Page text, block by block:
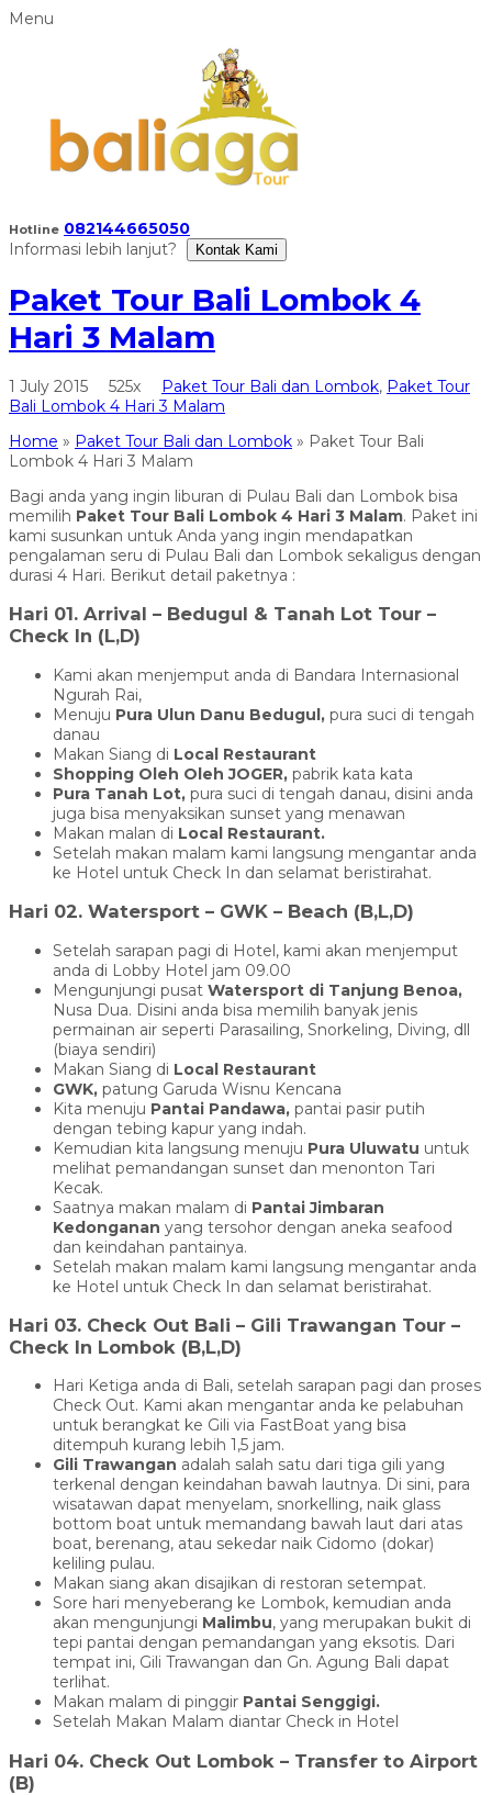
Menu
Hotline 082144665050
Informasi lebih lanjut?
Kontak Kami
Paket Tour Bali Lombok 4
Hari 3 Malam
1 July 2015 525x Paket Tour Bali dan Lombok, Paket Tour
Bali Lombok 4 Hari 3 Malam
Home » Paket Tour Bali dan Lombok » Paket Tour Bali
Lombok 4 Hari 3 Malam
Bagi anda yang ingin liburan di Pulau Bali dan Lombok bisa
memilih Paket Tour Bali Lombok 4 Hari 3 Malam. Paket ini
kami susunkan untuk Anda yang ingin mendapatkan
pengalaman seru di Pulau Bali dan Lombok sekaligus dengan
durasi 4 Hari. Berikut detail paketnya :
Hari 01. Arrival – Bedugul & Tanah Lot Tour –
Check In (L,D)
Kami akan menjemput anda di Bandara Internasional
Ngurah Rai,
Menuju Pura Ulun Danu Bedugul, pura suci di tengah
danau
Makan Siang di Local Restaurant
Shopping Oleh Oleh JOGER, pabrik kata kata
Pura Tanah Lot, pura suci di tengah danau, disini anda
juga bisa menyaksikan sunset yang menawan
Makan malan di Local Restaurant.
Setelah makan malam kami langsung mengantar anda
ke Hotel untuk Check In dan selamat beristirahat.
Hari 02. Watersport – GWK – Beach (B,L,D)
Setelah sarapan pagi di Hotel, kami akan menjemput
anda di Lobby Hotel jam 09.00
Mengunjungi pusat Watersport di Tanjung Benoa,
Nusa Dua. Disini anda bisa memilih banyak jenis
permainan air seperti Parasailing, Snorkeling, Diving, dll
(biaya sendiri)
Makan Siang di Local Restaurant
GWK, patung Garuda Wisnu Kencana
Kita menuju Pantai Pandawa, pantai pasir putih
dengan tebing kapur yang indah.
Kemudian kita langsung menuju Pura Uluwatu untuk
melihat pemandangan sunset dan menonton Tari
Kecak.
Saatnya makan malam di Pantai Jimbaran
Kedonganan yang tersohor dengan aneka seafood
dan keindahan pantainya.
Setelah makan malam kami langsung mengantar anda
ke Hotel untuk Check In dan selamat beristirahat.
Hari 03. Check Out Bali – Gili Trawangan Tour –
Check In Lombok (B,L,D)
Hari Ketiga anda di Bali, setelah sarapan pagi dan proses
Check Out. Kami akan mengantar anda ke pelabuhan
untuk berangkat ke Gili via FastBoat yang bisa
ditempuh kurang lebih 1,5 jam.
Gili Trawangan adalah salah satu dari tiga gili yang
terkenal dengan keindahan bawah lautnya. Di sini, para
wisatawan dapat menyelam, snorkelling, naik glass
bottom boat untuk memandang bawah laut dari atas
boat, berenang, atau sekedar naik Cidomo (dokar)
keliling pulau.
Makan siang akan disajikan di restoran setempat.
Sore hari menyeberang ke Lombok, kemudian anda
akan mengunjungi Malimbu, yang merupakan bukit di
tepi pantai dengan pemandangan yang eksotis. Dari
tempat ini, Gili Trawangan dan Gn. Agung Bali dapat
terlihat.
Makan malam di pinggir Pantai Senggigi.
Setelah Makan Malam diantar Check in Hotel
Hari 04. Check Out Lombok – Transfer to Airport
(B)